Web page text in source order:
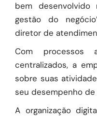
bem
gestão do
diretor de
Com processos
centralizados, a
sobre suas
seu desempenho de
A organização